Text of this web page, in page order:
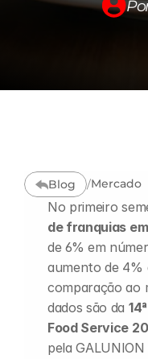
Changelog
Pricing
RESOURCES
Blog /Mercado
No primeiro
de franquias
de 6% em
aumento de
comparação ao
dados são da
Food Service
pela